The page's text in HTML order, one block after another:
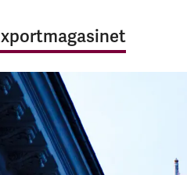
Om EKNExpandera